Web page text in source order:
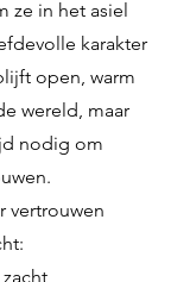
ze in het asiel
karakter
open, warm
wereld, maar
nodig om
vertrouwen